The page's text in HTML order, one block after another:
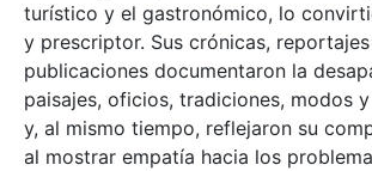
turístico y el gastronómico, lo
y prescriptor. Sus crónicas,
publicaciones documentaron la
paisajes, oficios, tradiciones, modos
y, al mismo tiempo, reflejaron su
al mostrar empatía hacia los